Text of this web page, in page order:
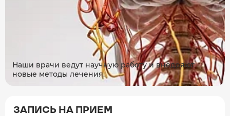
Наши врачи ведут научную работу и внедряют
новые методы лечения.
ЗАПИСЬ НА ПРИЕМ